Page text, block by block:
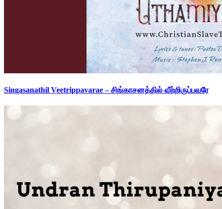
Singasanathil Veetrippavarae – சிங்காசனத்தில் வீற்றிருப்பவரே